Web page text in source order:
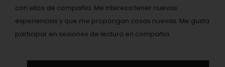
con ellos de compañia. Me interesa tener nuevas
experiencias y que me propongan cosas nuevas. Me gusta
participar en sesiones de lectura en compañia.